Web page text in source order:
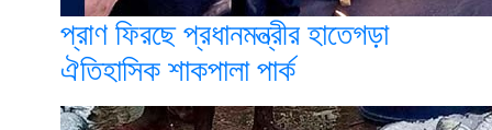
প্রাণ ফিরছে প্রধানমন্ত্রীর হাতেগড়া
ঐতিহাসিক শাকপালা পার্ক